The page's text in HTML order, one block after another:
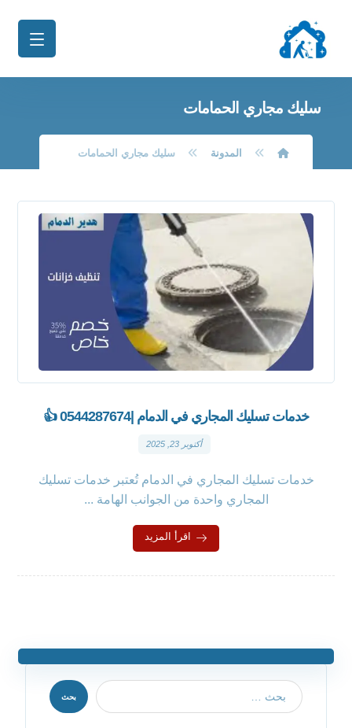
سليك مجاري الحمامات
المدونة سليك مجاري الحمامات
خدمات تسليك المجاري في الدمام |0544287674 👍
أكتوبر 23, 2025
خدمات تسليك المجاري في الدمام تُعتبر خدمات تسليك
المجاري واحدة من الجوانب الهامة ...
اقرأ المزيد
بحث